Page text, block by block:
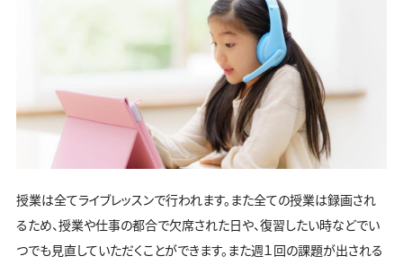
授業は全てライブレッスンで行われます。また全ての授業は録画され
るため、授業や仕事の都合で欠席された日や、復習したい時などでい
つでも見直していただくことができます。また週１回の課題が出される